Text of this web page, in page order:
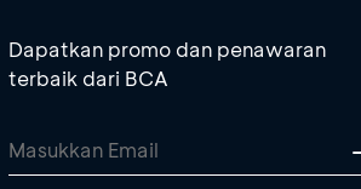
Dapatkan promo dan penawaran
terbaik dari BCA